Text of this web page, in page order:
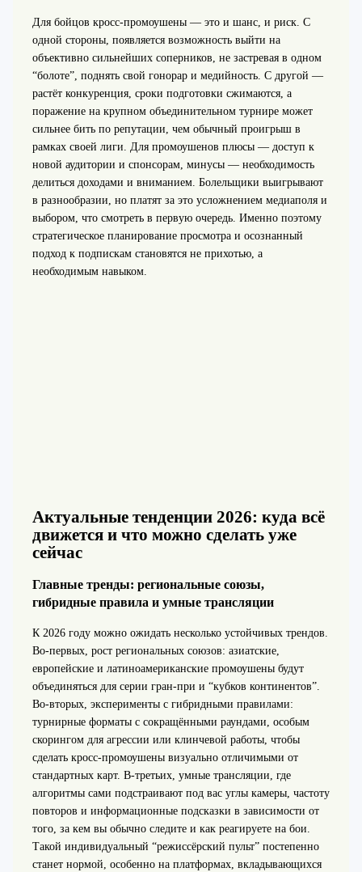
Для бойцов кросс-промоушены — это и шанс, и риск. С
одной стороны, появляется возможность выйти на
объективно сильнейших соперников, не застревая в одном
“болоте”, поднять свой гонорар и медийность. С другой —
растёт конкуренция, сроки подготовки сжимаются, а
поражение на крупном объединительном турнире может
сильнее бить по репутации, чем обычный проигрыш в
рамках своей лиги. Для промоушенов плюсы — доступ к
новой аудитории и спонсорам, минусы — необходимость
делиться доходами и вниманием. Болельщики выигрывают
в разнообразии, но платят за это усложнением медиаполя и
выбором, что смотреть в первую очередь. Именно поэтому
стратегическое планирование просмотра и осознанный
подход к подпискам становятся не прихотью, а
необходимым навыком.
Актуальные тенденции 2026: куда всё
движется и что можно сделать уже
сейчас
Главные тренды: региональные союзы,
гибридные правила и умные трансляции
К 2026 году можно ожидать несколько устойчивых трендов.
Во‑первых, рост региональных союзов: азиатские,
европейские и латиноамериканские промоушены будут
объединяться для серии гран-при и “кубков континентов”.
Во‑вторых, эксперименты с гибридными правилами:
турнирные форматы с сокращёнными раундами, особым
скорингом для агрессии или клинчевой работы, чтобы
сделать кросс-промоушены визуально отличимыми от
стандартных карт. В‑третьих, умные трансляции, где
алгоритмы сами подстраивают под вас углы камеры, частоту
повторов и информационные подсказки в зависимости от
того, за кем вы обычно следите и как реагируете на бои.
Такой индивидуальный “режиссёрский пульт” постепенно
станет нормой, особенно на платформах, вкладывающихся